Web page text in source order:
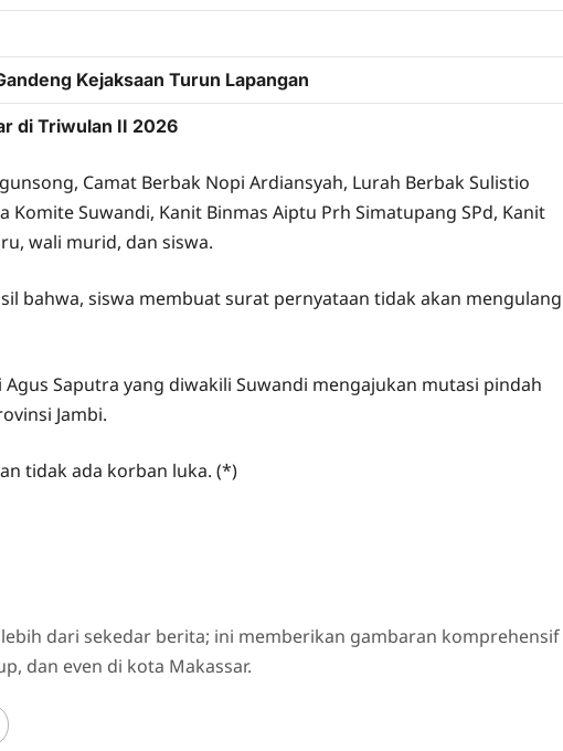
Kejaksaan Turun Lapangan
di Triwulan II 2026
Camat Berbak Nopi Ardiansyah, Lurah Berbak Sulistio
Komite Suwandi, Kanit Binmas Aiptu Prh Simatupang SPd, Kanit
wali murid, dan siswa.
bahwa, siswa membuat surat pernyataan tidak akan
Saputra yang diwakili Suwandi mengajukan mutasi pindah
Jambi.
tidak ada korban luka. (*)
dari sekedar berita; ini memberikan gambaran komprehensif
dan even di kota Makassar.